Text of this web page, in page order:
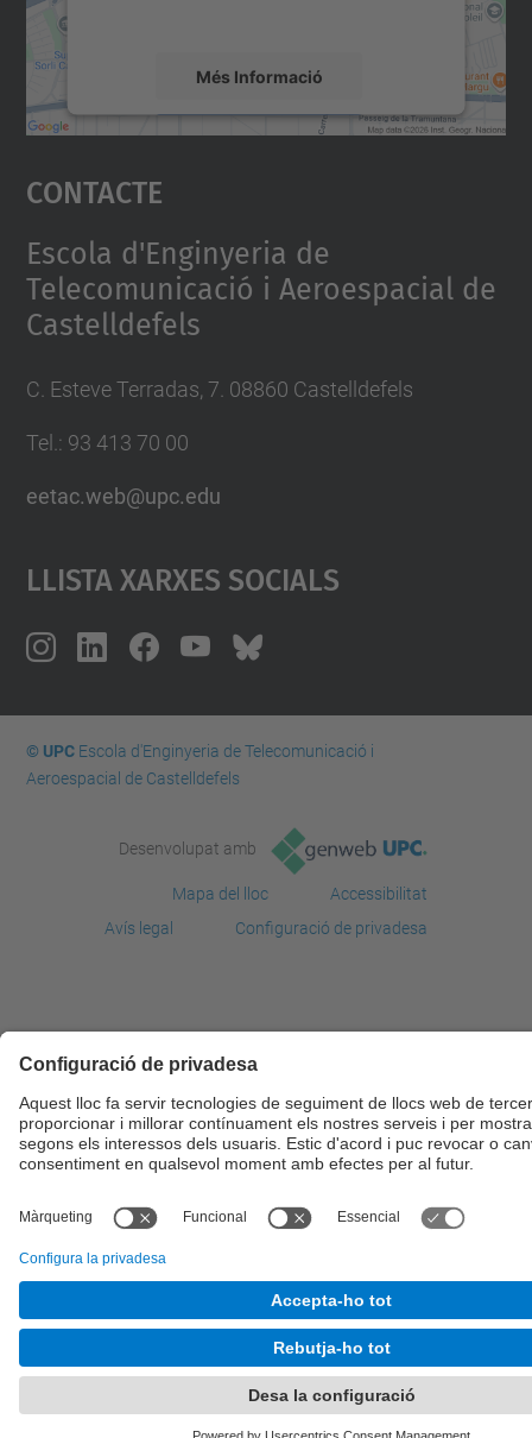
Més Informació
Accepta
powered by
Contacte
Escola d'Enginyeria de
Telecomunicació i Aeroespacial de
Castelldefels
C. Esteve Terradas, 7. 08860 Castelldefels
Tel.: 93 413 70 00
eetac.web@upc.edu
Llista Xarxes Socials
© UPCEscola d'Enginyeria de Telecomunicació i
Aeroespacial de Castelldefels
Desenvolupat amb
Mapa del lloc
Accessibilitat
Avís legal
Configuració de privadesa